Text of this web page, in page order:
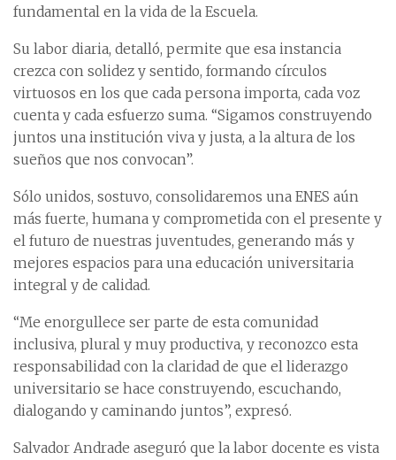
fundamental en la vida de la Escuela.
Su labor diaria, detalló, permite que esa instancia
crezca con solidez y sentido, formando círculos
virtuosos en los que cada persona importa, cada voz
cuenta y cada esfuerzo suma. “Sigamos construyendo
juntos una institución viva y justa, a la altura de los
sueños que nos convocan”.
Sólo unidos, sostuvo, consolidaremos una ENES aún
más fuerte, humana y comprometida con el presente y
el futuro de nuestras juventudes, generando más y
mejores espacios para una educación universitaria
integral y de calidad.
“Me enorgullece ser parte de esta comunidad
inclusiva, plural y muy productiva, y reconozco esta
responsabilidad con la claridad de que el liderazgo
universitario se hace construyendo, escuchando,
dialogando y caminando juntos”, expresó.
Salvador Andrade aseguró que la labor docente es vista